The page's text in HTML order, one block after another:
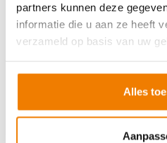
partners kunnen deze
informatie die u aan ze heeft
verzameld op basis van uw
Alles